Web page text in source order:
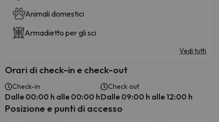
Animali domestici
Armadietto per gli sci
Vedi tutti
Orari di check-in e check-out
Check-in
Dalle 00:00 h alle 00:00 h
Check out
Dalle 09:00 h alle 12:00 h
Posizione e punti di accesso